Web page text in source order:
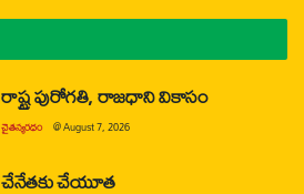
రాష్ట్ర పురోగతి, రాజధాని వికాసం
చైతన్యరధం @August 7, 2026
చేనేతకు చేయూత